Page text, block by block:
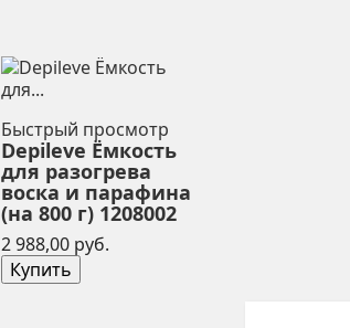
Быстрый просмотр
Depileve Ёмкость
для разогрева
воска и парафина
(на 800 г) 1208002
2 988,00 руб.
Купить